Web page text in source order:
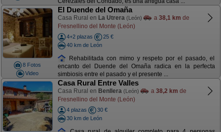
8 Fotos
Video
El Duende del Omaña
Casa Rural en La Utrera (León) a 38,1 km de
Fresnellino del Monte (León)
4+2 plazas
25 €
40 km de León
Rehabilitada con mimo y respeto por el pasado, el
encanto del Duende del Omaña radica en la perfecta
simbiosis entre el pasado y el presente ...
Casa Rural Entre Valles
Casa Rural en Benllera (León) a 38,2 km de
Fresnellino del Monte (León)
4 plazas
30 €
30 km de León